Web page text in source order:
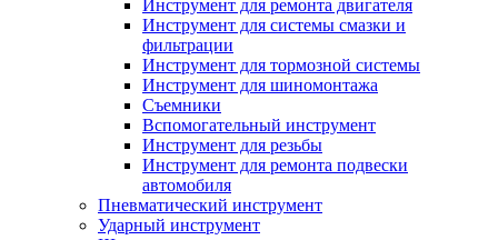
Инструмент для ремонта двигателя
Инструмент для системы смазки и
фильтрации
Инструмент для тормозной системы
Инструмент для шиномонтажа
Съемники
Вспомогательный инструмент
Инструмент для резьбы
Инструмент для ремонта подвески
автомобиля
Пневматический инструмент
Ударный инструмент